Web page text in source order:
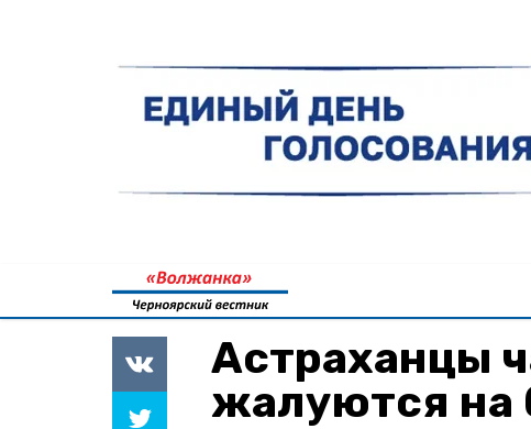
Астраханцы
жалуются на